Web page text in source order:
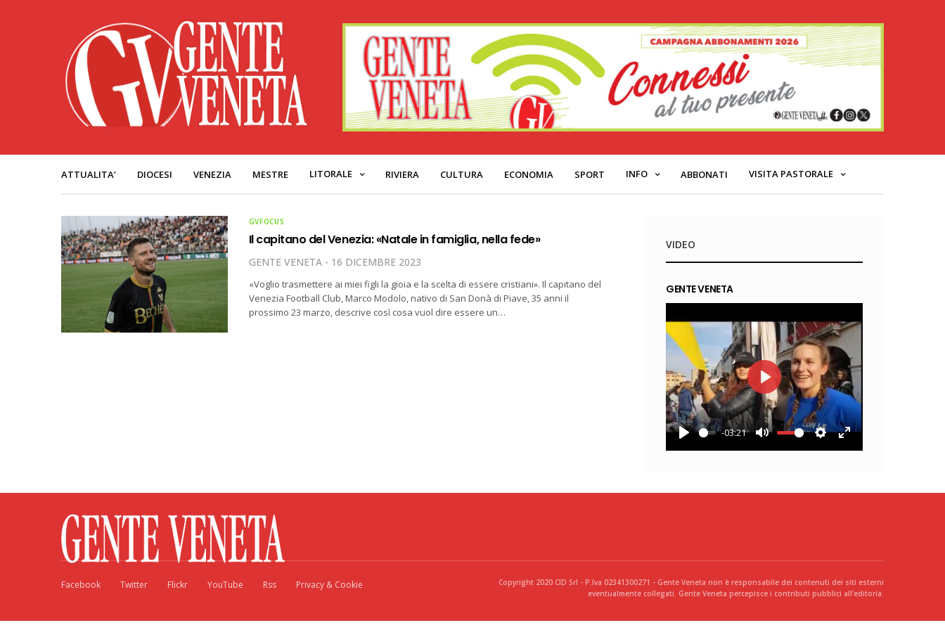
ATTUALITA’ DIOCESI VENEZIA MESTRE LITORALE RIVIERA CULTURA ECONOMIA SPORT INFO ABBONATI VISITA PASTORALE
GVFOCUS
Il capitano del Venezia: «Natale in famiglia, nella fede»
GENTE VENETA 16 DICEMBRE 2023
«Voglio trasmettere ai miei figli la gioia e la scelta di essere cristiani». Il capitano del
Venezia Football Club, Marco Modolo, nativo di San Donà di Piave, 35 anni il
prossimo 23 marzo, descrive così cosa vuol dire essere un…
VIDEO
GENTE VENETA
-03:21
Play
Facebook Twitter Flickr YouTube Rss Privacy & Cookie
Copyright 2020 CID Srl - P.Iva 02341300271 - Gente Veneta non è responsabile dei contenuti dei siti esterni
eventualmente collegati. Gente Veneta percepisce i contributi pubblici all’editoria.